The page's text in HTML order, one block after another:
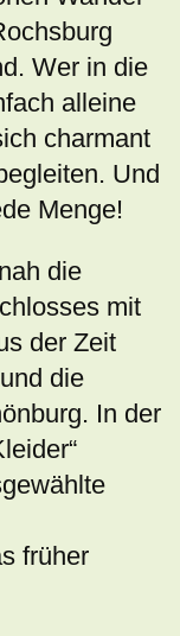
Wer in die
alleine
charmant
Und
Menge!
die
mit
der Zeit
die
In der
früher